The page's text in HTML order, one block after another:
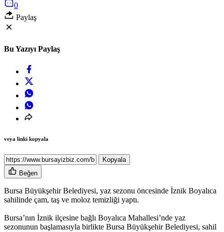
0
Paylaş
Bu Yazıyı Paylaş
veya linki kopyala
Kopyala
Beğen
Bursa Büyükşehir Belediyesi, yaz sezonu öncesinde İznik Boyalıca
sahilinde çam, taş ve moloz temizliği yaptı.
Bursa’nın İznik ilçesine bağlı Boyalıca Mahallesi’nde yaz
sezonunun başlamasıyla birlikte Bursa Büyükşehir Belediyesi, sahil